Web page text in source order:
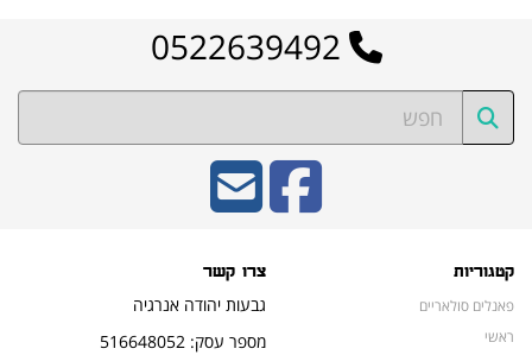
קטגוריות
פאנלים סולאריים
ראשי
צרו קשר
גבעות יהודה אנרגיה
מספר עסק: 516648052